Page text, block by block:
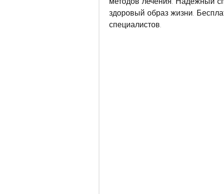
здоровый образ жизни.
специалистов.